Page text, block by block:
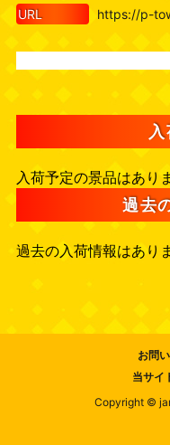
URL
https://p-
入荷予定の景品はあり
過去
過去の入荷情報はあり
お問
当サイ
Copyright ©